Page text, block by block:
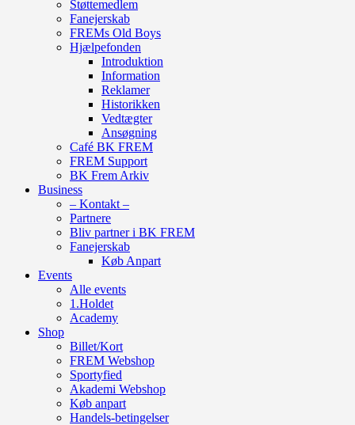
Støttemedlem
Fanejerskab
FREMs Old Boys
Hjælpefonden
Introduktion
Information
Reklamer
Historikken
Vedtægter
Ansøgning
Café BK FREM
FREM Support
BK Frem Arkiv
Business
– Kontakt –
Partnere
Bliv partner i BK FREM
Fanejerskab
Køb Anpart
Events
Alle events
1.Holdet
Academy
Shop
Billet/Kort
FREM Webshop
Sportyfied
Akademi Webshop
Køb anpart
Handels-betingelser